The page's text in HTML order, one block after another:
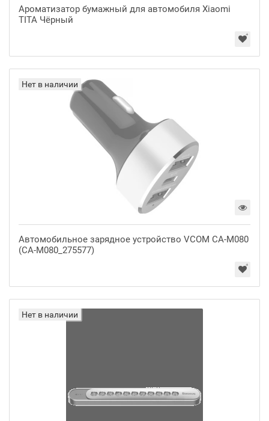
Ароматизатор бумажный для автомобиля Xiaomi
TITA Чёрный
Нет в наличии
Автомобильное зарядное устройство VCOM CA-M080
(CA-M080_275577)
Нет в наличии